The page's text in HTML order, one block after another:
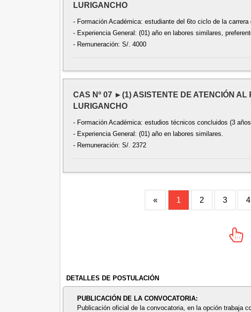
LURIGANCHO
- Formación Académica: estudiante del 6to ciclo de la carrera
- Experiencia General: (01) año en labores similares,
- Remuneración: S/. 4000
CAS Nº 07 ►(1) ASISTENTE DE ATENCIÓN
LURIGANCHO
- Formación Académica: estudios técnicos concluidos (3
- Experiencia General: (01) año en labores similares.
- Remuneración: S/. 2372
« 1 2 3 4
DETALLES DE POSTULACIÓN
PUBLICACIÓN DE LA CONVOCATORIA:
Publicación oficial de la convocatoria, en la opción trabaja